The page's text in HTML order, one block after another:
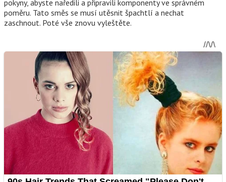
pokyny, abyste naředili a připravili komponenty ve správném
poměru. Tato směs se musí utěsnit špachtlí a nechat
zaschnout. Poté vše znovu vyleštěte.